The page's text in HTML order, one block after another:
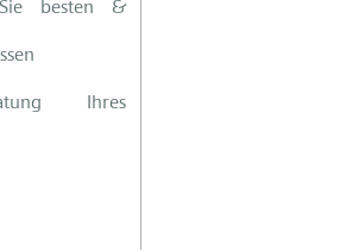
besten &
Ihres